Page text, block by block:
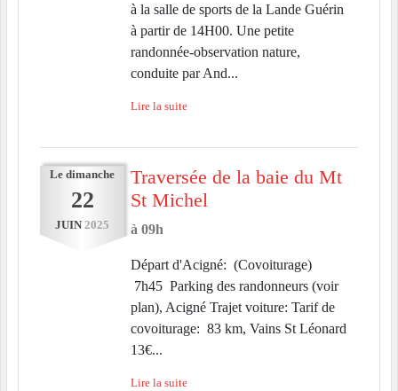
à la salle de sports de la Lande Guérin
à partir de 14H00. Une petite
randonnée-observation nature,
conduite par And...
Lire la suite
Le dimanche
22
JUIN 2025
Traversée de la baie du Mt
St Michel
à 09h
Départ d'Acigné: (Covoiturage)
7h45 Parking des randonneurs (voir
plan), Acigné Trajet voiture: Tarif de
covoiturage: 83 km, Vains St Léonard
13€...
Lire la suite